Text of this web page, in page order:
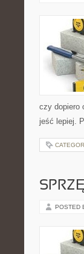
czy dopiero
jeść lepiej.
POSTED